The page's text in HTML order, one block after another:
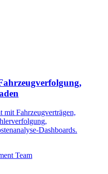
mit Fahrzeugverträgen,
Dashboards.
Team